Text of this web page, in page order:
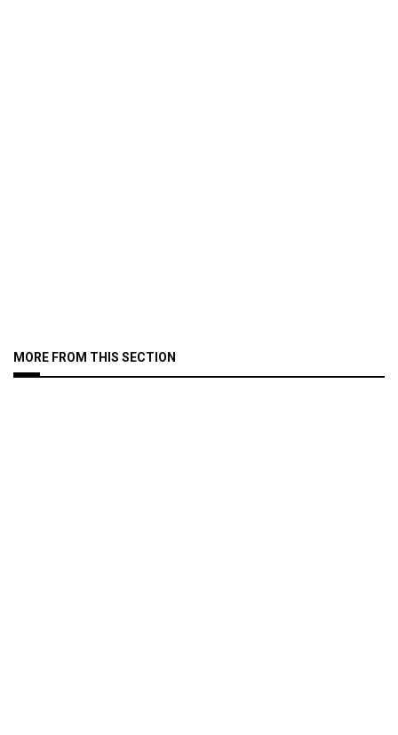
MORE FROM THIS SECTION